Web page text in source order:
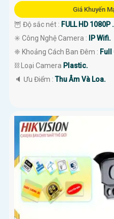
Giá Khuyến
🦉 Độ sắc nét : FULL HD 1080P .
✳️ Công Nghệ Camera :
IP Wifi.
❈ Khoảng Cách Ban Đêm :
⛓ Loại Camera Plastic.
️🔈 Ưu Điểm :Thu Âm Và Loa.